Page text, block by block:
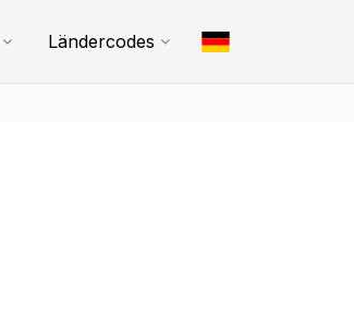
Ländercodes